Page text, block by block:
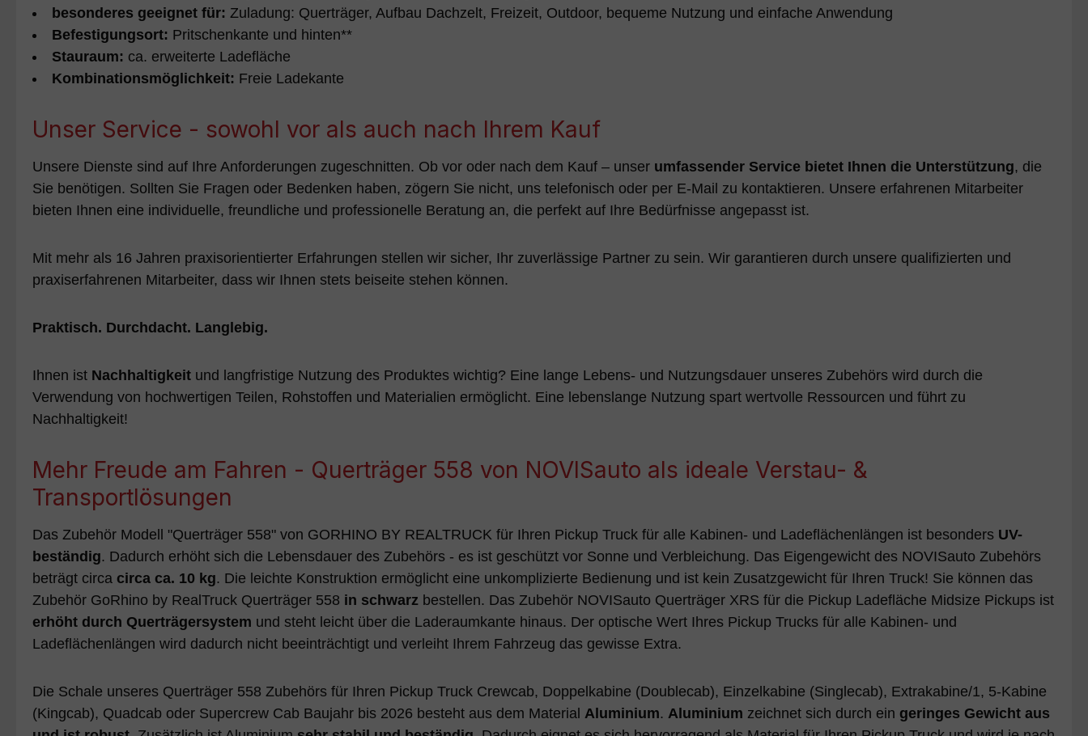
besonderes geeignet für: Zuladung: Querträger, Aufbau Dachzelt, Freizeit, Outdoor, bequeme Nutzung und einfache Anwendung
Befestigungsort: Pritschenkante und hinten**
Stauraum: ca. erweiterte Ladefläche
Kombinationsmöglichkeit: Freie Ladekante
Unser Service - sowohl vor als auch nach Ihrem Kauf
Unsere Dienste sind auf Ihre Anforderungen zugeschnitten. Ob vor oder nach dem Kauf – unser umfassender Service bietet Ihnen die Unterstützung, die
Sie benötigen. Sollten Sie Fragen oder Bedenken haben, zögern Sie nicht, uns telefonisch oder per E-Mail zu kontaktieren. Unsere erfahrenen Mitarbeiter
bieten Ihnen eine individuelle, freundliche und professionelle Beratung an, die perfekt auf Ihre Bedürfnisse angepasst ist.
Mit mehr als 16 Jahren praxisorientierter Erfahrungen stellen wir sicher, Ihr zuverlässige Partner zu sein. Wir garantieren durch unsere qualifizierten und
praxiserfahrenen Mitarbeiter, dass wir Ihnen stets beiseite stehen können.
Praktisch. Durchdacht. Langlebig.
Ihnen ist Nachhaltigkeit und langfristige Nutzung des Produktes wichtig? Eine lange Lebens- und Nutzungsdauer unseres Zubehörs wird durch die
Verwendung von hochwertigen Teilen, Rohstoffen und Materialien ermöglicht. Eine lebenslange Nutzung spart wertvolle Ressourcen und führt zu
Nachhaltigkeit!
Mehr Freude am Fahren - Querträger 558 von NOVISauto als ideale Verstau- &
Transportlösungen
Das Zubehör Modell "Querträger 558" von GORHINO BY REALTRUCK für Ihren Pickup Truck für alle Kabinen- und Ladeflächenlängen ist besonders UV-
beständig. Dadurch erhöht sich die Lebensdauer des Zubehörs - es ist geschützt vor Sonne und Verbleichung. Das Eigengewicht des NOVISauto Zubehörs
beträgt circa circa ca. 10 kg. Die leichte Konstruktion ermöglicht eine unkomplizierte Bedienung und ist kein Zusatzgewicht für Ihren Truck! Sie können das
Zubehör GoRhino by RealTruck Querträger 558 in schwarz bestellen. Das Zubehör NOVISauto Querträger XRS für die Pickup Ladefläche Midsize Pickups ist
erhöht durch Querträgersystem und steht leicht über die Laderaumkante hinaus. Der optische Wert Ihres Pickup Trucks für alle Kabinen- und
Ladeflächenlängen wird dadurch nicht beeinträchtigt und verleiht Ihrem Fahrzeug das gewisse Extra.
Die Schale unseres Querträger 558 Zubehörs für Ihren Pickup Truck Crewcab, Doppelkabine (Doublecab), Einzelkabine (Singlecab), Extrakabine/1, 5-Kabine
(Kingcab), Quadcab oder Supercrew Cab Baujahr bis 2026 besteht aus dem Material Aluminium. Aluminium zeichnet sich durch ein geringes Gewicht aus